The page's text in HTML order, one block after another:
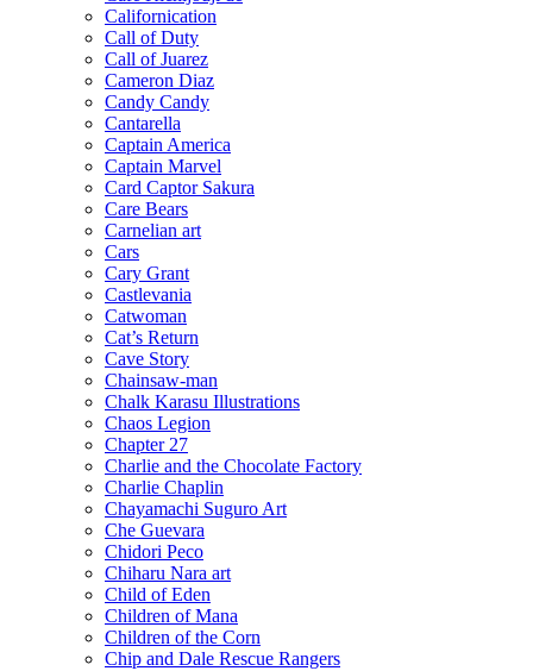
Californication
Call of Duty
Call of Juarez
Cameron Diaz
Candy Candy
Cantarella
Captain America
Captain Marvel
Card Captor Sakura
Care Bears
Carnelian art
Cars
Cary Grant
Castlevania
Catwoman
Cat’s Return
Cave Story
Chainsaw-man
Chalk Karasu Illustrations
Chaos Legion
Chapter 27
Charlie and the Chocolate Factory
Charlie Chaplin
Chayamachi Suguro Art
Che Guevara
Chidori Peco
Chiharu Nara art
Child of Eden
Children of Mana
Children of the Corn
Chip and Dale Rescue Rangers